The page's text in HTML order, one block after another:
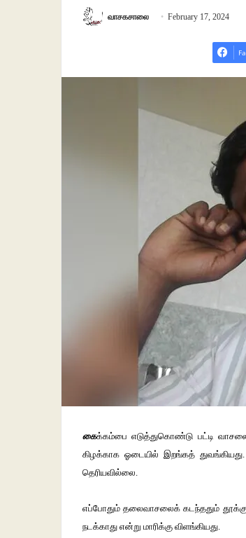
வாசகசாலை February 17, 2024
கைக்கம்பை எடுத்துகொண்டு பட்டி
கிழக்காக ஓடையில் இறங்கத்
தெரியவில்லை.
எப்போதும் தலைவாசலைக் கடந்ததும்
நடக்காது என்று மாரிக்கு விளங்கியது.